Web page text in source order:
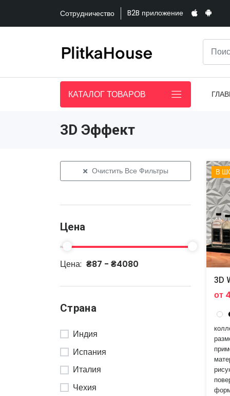
Сотрудничество B2B приложение
КАТАЛОГ ТОВАРОВ
3D Эффект
Очистить Все Фильтры
Цена
Цена: ₴87 - ₴4080
Страна
Индия
Испания
Италия
Чехия
В
3D
от